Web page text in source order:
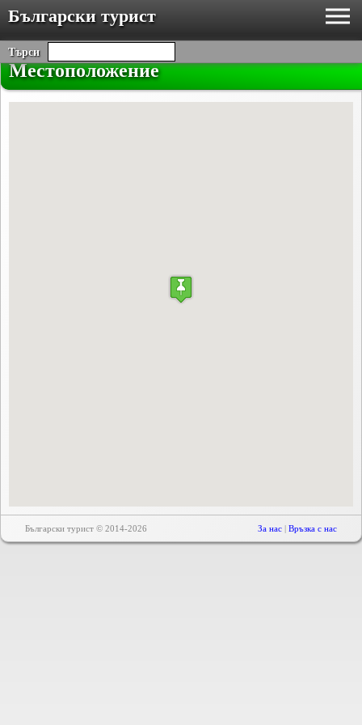
Български турист
Търси
Местоположение
Български турист © 2014-2026 За нас | Връзка с нас